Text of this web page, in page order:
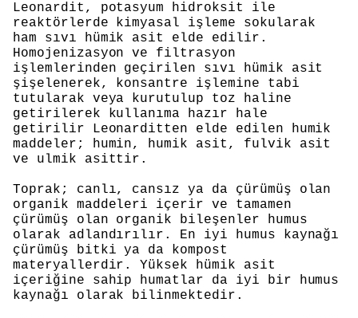
Leonardit, potasyum hidroksit ile
reaktörlerde kimyasal işleme sokularak
ham sıvı hümik asit elde edilir.
Homojenizasyon ve filtrasyon
işlemlerinden geçirilen sıvı hümik asit
şişelenerek, konsantre işlemine tabi
tutularak veya kurutulup toz haline
getirilerek kullanıma hazır hale
getirilir Leonarditten elde edilen humik
maddeler; humin, humik asit, fulvik asit
ve ulmik asittir.
Toprak; canlı, cansız ya da çürümüş olan
organik maddeleri içerir ve tamamen
çürümüş olan organik bileşenler humus
olarak adlandırılır. En iyi humus kaynağı
çürümüş bitki ya da kompost
materyallerdir. Yüksek hümik asit
içeriğine sahip humatlar da iyi bir humus
kaynağı olarak bilinmektedir.